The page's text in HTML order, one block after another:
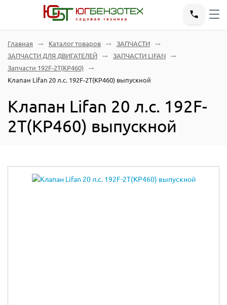
Главная Каталог товаров
ЗАПЧАСТИ
ЗАПЧАСТИ ДЛЯ ДВИГАТЕЛЕЙ
ЗАПЧАСТИ LIFAN
Запчасти 192F-2T(KP460)
Клапан Lifan 20 л.с. 192F-2T(KP460) выпускной
Клапан Lifan 20 л.с. 192F-
2T(KP460) выпускной